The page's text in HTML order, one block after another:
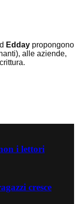
Edday propongono
alle aziende,
i lettori
cresce